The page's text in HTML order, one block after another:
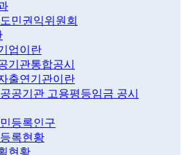
민권익위원회
업이란
기관통합공시
출연기관이란
공기관 고용평등임금 공시
등록인구
록현황
현황